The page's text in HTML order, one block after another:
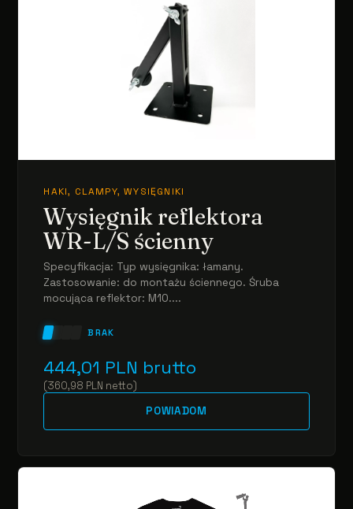
HAKI, CLAMPY, WYSIĘGNIKI
Wysięgnik reflektora
WR-L/S ścienny
Specyfikacja: Typ wysięgnika: łamany.
Zastosowanie: do montażu ściennego. Śruba
mocująca reflektor: M10....
BRAK
444,01 PLN brutto
(360,98 PLN netto)
POWIADOM